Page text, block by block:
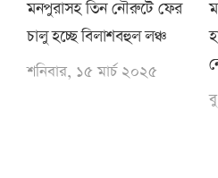
মনপুরাসহ তিন নৌরুটে ফের
চালু হচ্ছে বিলাশবহুল লঞ্চ
শনিবার, ১৫ মার্চ ২০২৫